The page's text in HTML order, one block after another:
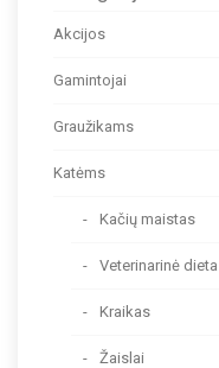
Akcijos
Gamintojai
Graužikams
Katėms
Kačių maistas
Veterinarinė
Kraikas
Žaislai